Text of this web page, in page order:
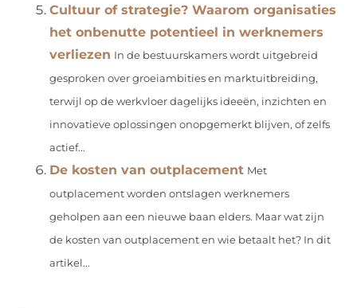
Cultuur of strategie? Waarom organisaties
het onbenutte potentieel in werknemers
verliezen In de bestuurskamers wordt uitgebreid
gesproken over groeiambities en marktuitbreiding,
terwijl op de werkvloer dagelijks ideeën, inzichten en
innovatieve oplossingen onopgemerkt blijven, of zelfs
actief...
De kosten van outplacement Met
outplacement worden ontslagen werknemers
geholpen aan een nieuwe baan elders. Maar wat zijn
de kosten van outplacement en wie betaalt het? In dit
artikel...